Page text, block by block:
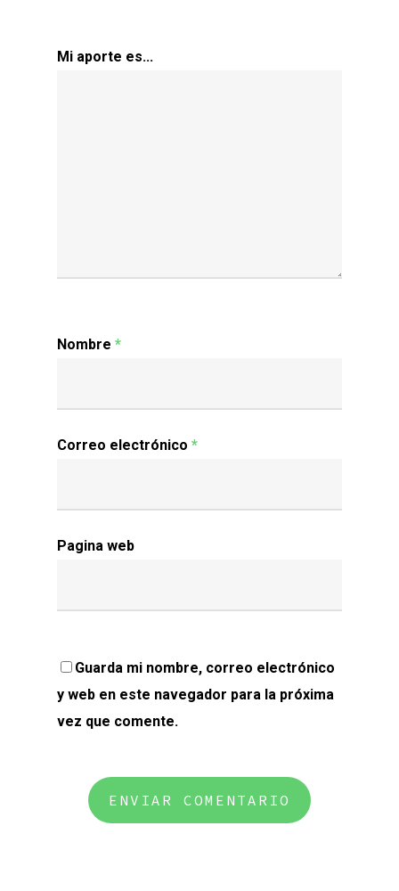
Mi aporte es...
Nombre *
Correo electrónico *
Pagina web
Guarda mi nombre, correo electrónico
y web en este navegador para la próxima
vez que comente.